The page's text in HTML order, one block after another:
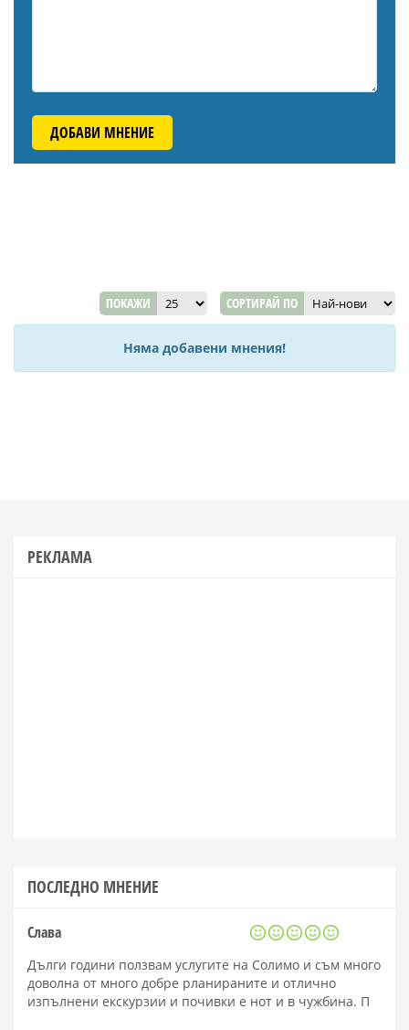
ДОБАВИ МНЕНИЕ
ПОКАЖИ СОРТИРАЙ ПО
Няма добавени мнения!
РЕКЛАМА
ПОСЛЕДНО МНЕНИЕ
Слава
Дълги години ползвам услугите на Солимо и съм много
доволна от много добре рланираните и отлично
изпълнени екскурзии и почивки е нот и в чужбина. П